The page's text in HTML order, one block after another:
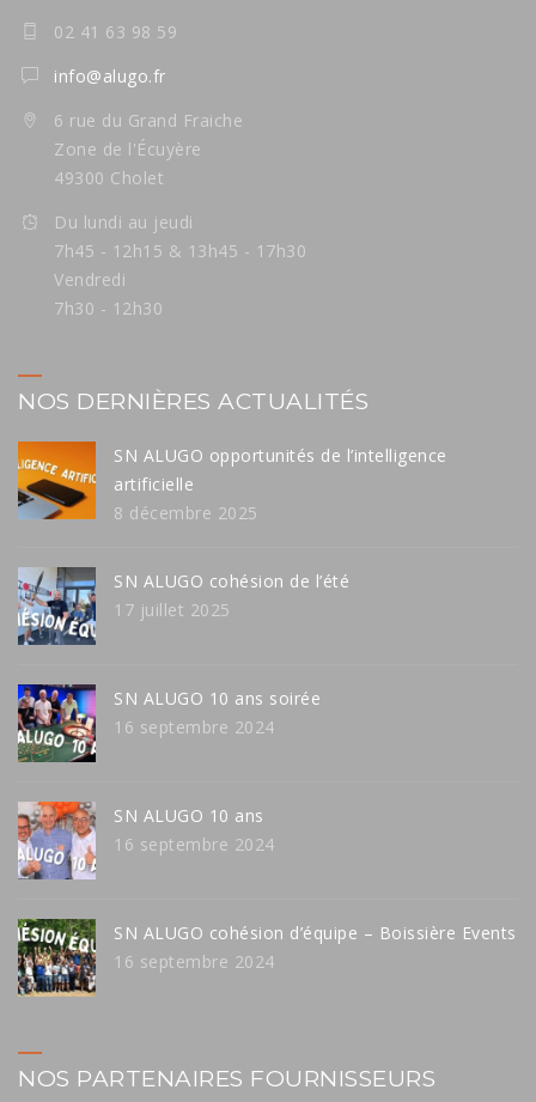
02 41 63 98 59
info@alugo.fr
6 rue du Grand Fraiche
Zone de l'Écuyère
49300 Cholet
Du lundi au jeudi
7h45 - 12h15 & 13h45 - 17h30
Vendredi
7h30 - 12h30
NOS DERNIÈRES ACTUALITÉS
SN ALUGO opportunités de l’intelligence
artificielle
8 décembre 2025
SN ALUGO cohésion de l’été
17 juillet 2025
SN ALUGO 10 ans soirée
16 septembre 2024
SN ALUGO 10 ans
16 septembre 2024
SN ALUGO cohésion d’équipe – Boissière Events
16 septembre 2024
NOS PARTENAIRES FOURNISSEURS